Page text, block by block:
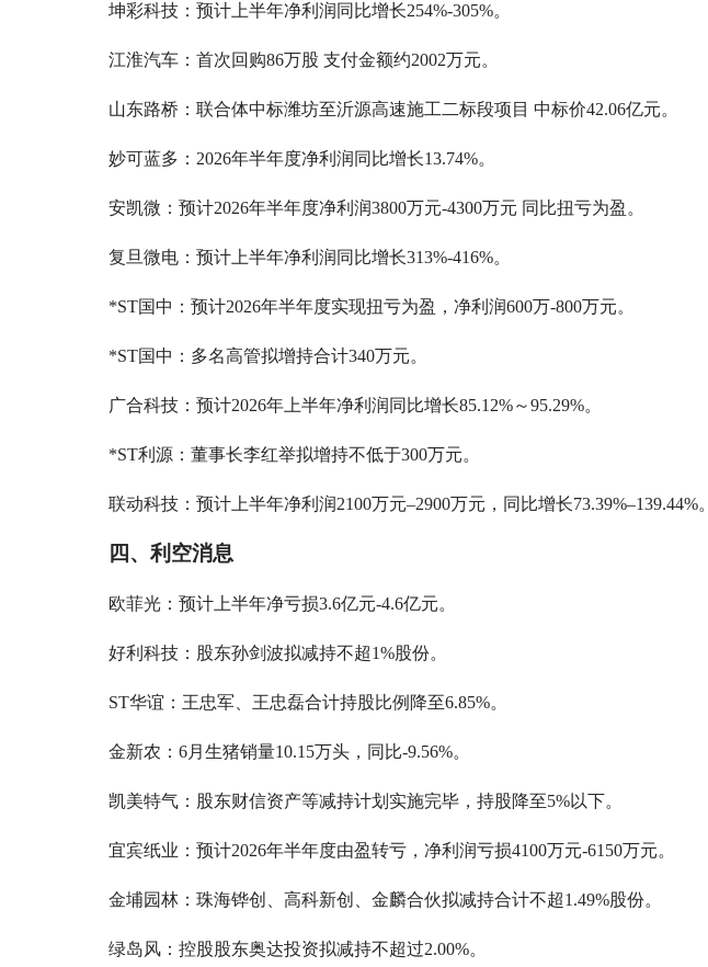
坤彩科技：预计上半年净利润同比增长254%-305%。
江淮汽车：首次回购86万股 支付金额约2002万元。
山东路桥：联合体中标潍坊至沂源高速施工二标段项目 中标价42.06亿元。
妙可蓝多：2026年半年度净利润同比增长13.74%。
安凯微：预计2026年半年度净利润3800万元-4300万元 同比扭亏为盈。
复旦微电：预计上半年净利润同比增长313%-416%。
*ST国中：预计2026年半年度实现扭亏为盈，净利润600万-800万元。
*ST国中：多名高管拟增持合计340万元。
广合科技：预计2026年上半年净利润同比增长85.12%～95.29%。
*ST利源：董事长李红举拟增持不低于300万元。
联动科技：预计上半年净利润2100万元–2900万元，同比增长73.39%–139.44%。
四、利空消息
欧菲光：预计上半年净亏损3.6亿元-4.6亿元。
好利科技：股东孙剑波拟减持不超1%股份。
ST华谊：王忠军、王忠磊合计持股比例降至6.85%。
金新农：6月生猪销量10.15万头，同比-9.56%。
凯美特气：股东财信资产等减持计划实施完毕，持股降至5%以下。
宜宾纸业：预计2026年半年度由盈转亏，净利润亏损4100万元-6150万元。
金埔园林：珠海铧创、高科新创、金麟合伙拟减持合计不超1.49%股份。
绿岛风：控股股东奥达投资拟减持不超过2.00%。